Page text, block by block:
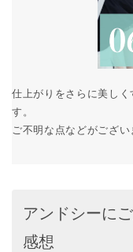
仕上がりをさらに美し
す。
ご不明な点などがござい
アンドシーに
感想